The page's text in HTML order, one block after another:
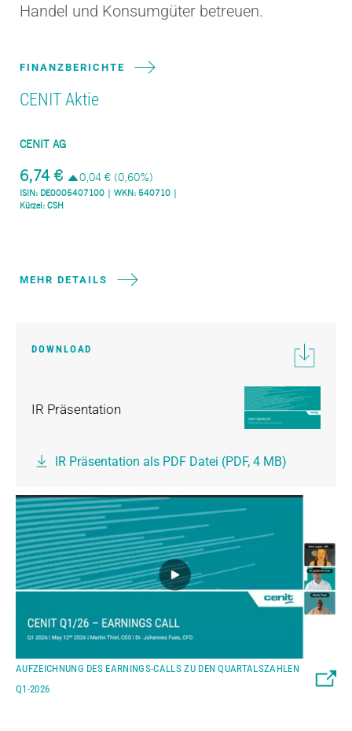
Handel und Konsumgüter betreuen.
FINANZBERICHTE
CENIT Aktie
MEHR DETAILS
DOWNLOAD
IR Präsentation
IR Präsentation als PDF Datei (PDF, 4 MB)
AUFZEICHNUNG DES EARNINGS-CALLS ZU DEN QUARTALSZAHLEN
Q1-2026